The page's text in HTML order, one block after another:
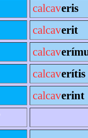
calcaveris
calcaverit
calcav
calcaverítis
calcaverint